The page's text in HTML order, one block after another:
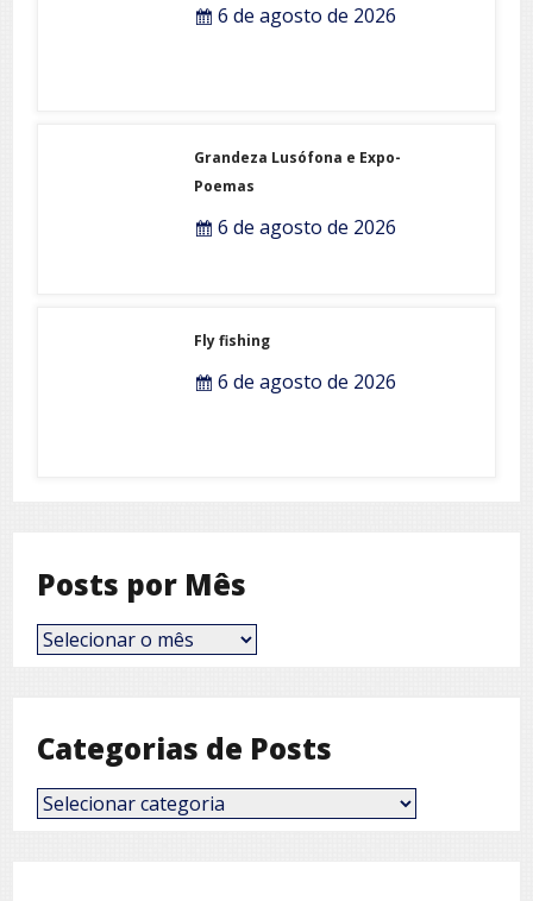
6 de agosto de 2026
Grandeza Lusófona e Expo-
Poemas
6 de agosto de 2026
Fly fishing
6 de agosto de 2026
Posts por Mês
Posts
por
Categorias de Posts
Categorias
de